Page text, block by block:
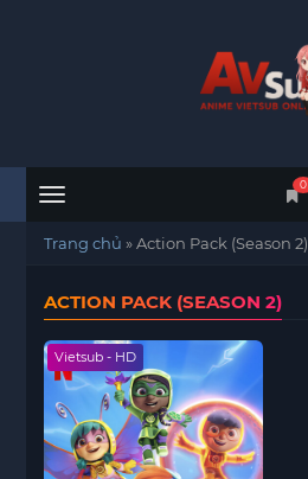
Menu
0
Trang chủ »Action Pack (Season 2)
ACTION PACK (SEASON 2)
Vietsub - HD